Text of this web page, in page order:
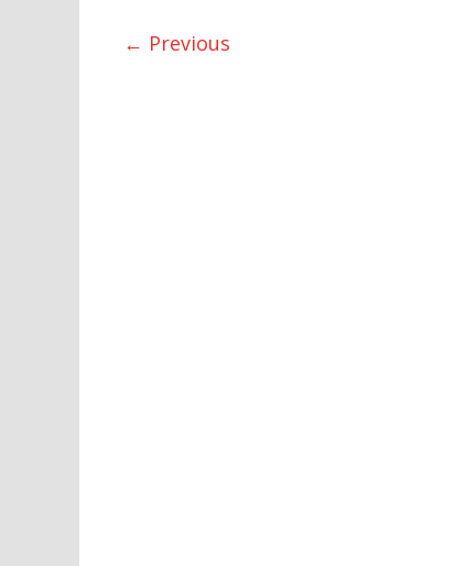
← Previous